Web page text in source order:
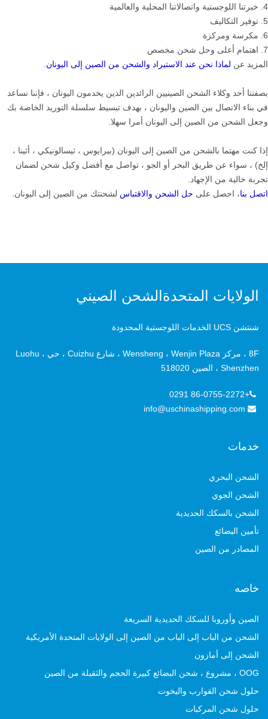
4. خبرتنا اللوجستية واتصالاتنا المحلية والعالمية
5. توفير التكاليف
6. مكرسة ومركزة
7. اهتمام أعلى وحل شحن مخصص
المزيد عن لماذا نحن عند الاستيراد والشحن من الصين إلى اليونان.
بصفتنا أحد وكلاء الشحن الصينيين الرائدين الذين يخدمون اليونان ، فإننا نساعد
في بناء الاتصال بين الصين واليونان ، بهدف تبسيط سلسلة التوريد الخاصة بك
وجعل الشحن من الصين إلى اليونان أمرا سهلا.
إذا كنت مهتما بالشحن من الصين إلى اليونان (بيرايوس ، ثيسالونيكي ، أثينا ،
إلخ) ، سواء عن طريق البحر أو الجو ، تواصل مع أفضل وكيل شحن لضمان
تجربة خالية من الإجهاد.
اتصل بنا، احصل على حل الشحن والاقتباس لشحنتك من الصين إلى اليونان.
الولايات المتحدةالشحن الصيني
شنتشن UCS الخدمات اللوجستية المحدودة
8F ، مركز Wensheng ، Wenjin Plaza ، شارع Cuizhu ، حي Luohu ،
Shenzhen ، الصين 518020
+86-0755-2272 0291
info@uschinashipping.com
خدمات
الشحن البحري
الشحن الجوي
الشحن بالسكك الحديدية
تأمين البضائع
المصادر من الصين
خاصه
الصين وأوروبا للسكك الحديدية السريعة
الشحن من الباب إلى الباب من الصين إلى الولايات المتحدة الأمريكية
الشحن إلى أمازون
OOG ، مشروع ، شحن البضائع كبيرة الحجم والثقيلة من الصين
حلول شحن القوارب واليخوت
حلول شحن المركبات